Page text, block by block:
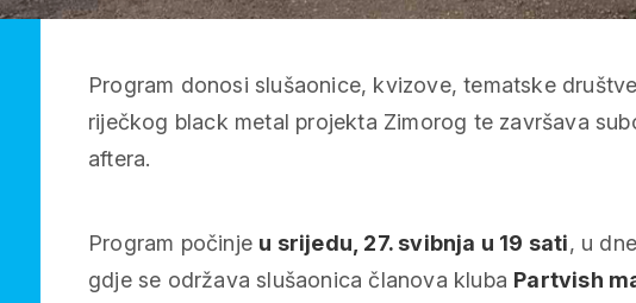
Program donosi slušaonice, kvizove, tematske
riječkog black metal projekta Zimorog te završava
aftera.
Program počinje u srijedu, 27. svibnja u 19 sati, u
gdje se održava slušaonica članova kluba Partvish